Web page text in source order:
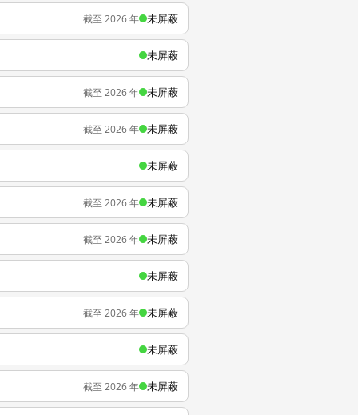
截至 2026 年 未屏蔽
未屏蔽
截至 2026 年 未屏蔽
截至 2026 年 未屏蔽
未屏蔽
截至 2026 年 未屏蔽
截至 2026 年 未屏蔽
未屏蔽
截至 2026 年 未屏蔽
未屏蔽
截至 2026 年 未屏蔽